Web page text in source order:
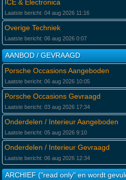
ICE & Electronica
Laatste bericht: 04 aug 2026 11:16
Overige Techniek
Laatste bericht: 06 aug 2026 0:07
AANBOD / GEVRAAGD
Porsche Occasions Aangeboden
Laatste bericht: 06 aug 2026 10:05
Porsche Occasions Gevraagd
Laatste bericht: 03 aug 2026 17:34
Onderdelen / Interieur Aangeboden
Laatste bericht: 05 aug 2026 9:10
Onderdelen / Interieur Gevraagd
Laatste bericht: 06 aug 2026 12:34
ARCHIEF ("read only" en wordt